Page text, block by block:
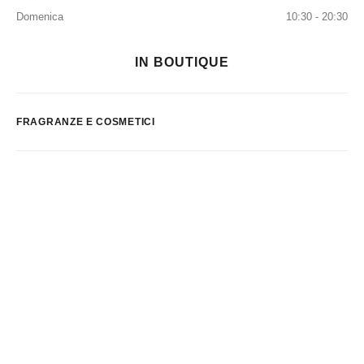
Domenica
10:30 - 20:30
IN BOUTIQUE
FRAGRANZE E COSMETICI